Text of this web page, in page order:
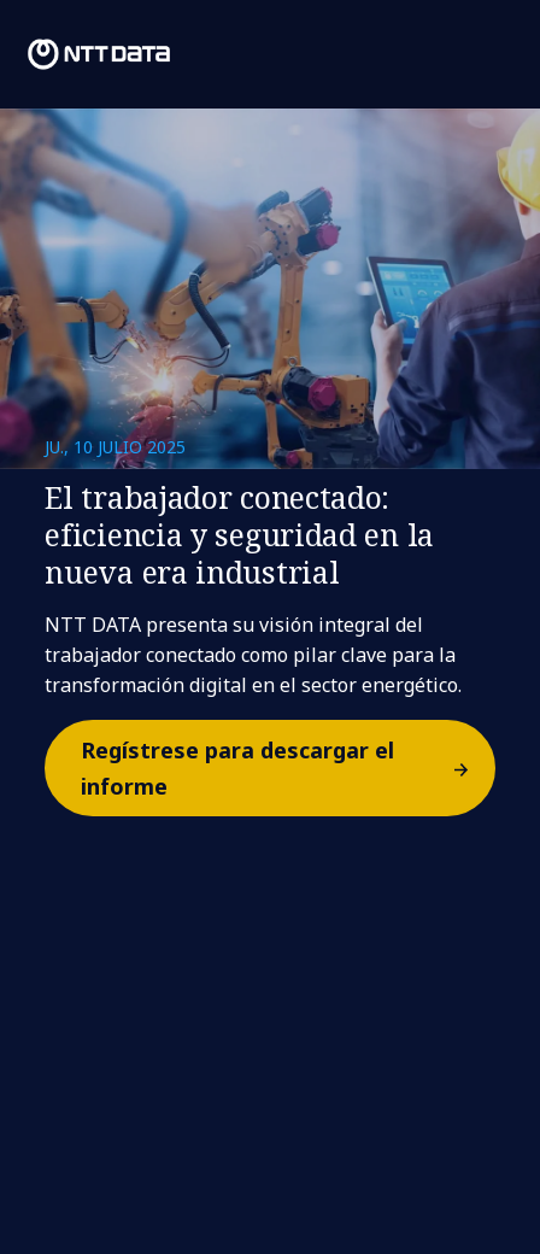
JU., 10 JULIO 2025
El trabajador conectado:
eficiencia y seguridad en la
nueva era industrial
NTT DATA presenta su visión integral del
trabajador conectado como pilar clave para la
transformación digital en el sector energético.
Regístrese para descargar el
informe